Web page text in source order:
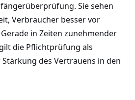
Sie sehen
Verbraucher besser vor
in Zeiten zunehmender
die Pflichtprüfung als
des Vertrauens in den